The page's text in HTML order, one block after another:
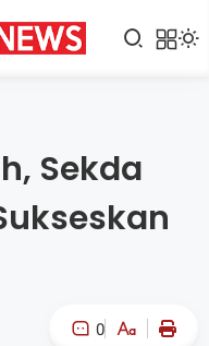
Sekda
0